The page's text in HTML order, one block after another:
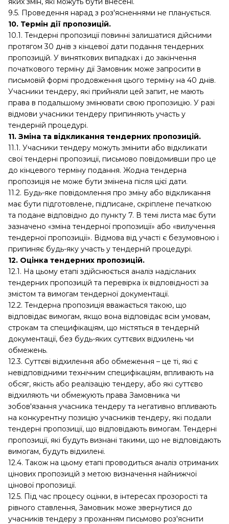
9.5. Проведення нарад з роз'ясненнями не планується.
10. Термін дії пропозицій.
10.1. Тендерні пропозиції повинні залишатися дійсними
протягом 30 днів з кінцевої дати подання тендерних
пропозицій. У виняткових випадках і до закінчення
початкового терміну дії Замовник може запросити в
письмовій формі продовження цього терміну на 40 днів.
Учасники тендеру, які прийняли цей запит, не мають
права в подальшому змінювати свою пропозицію. У разі
відмови учасники тендеру припиняють участь у
тендерній процедурі.
11. Зміна та відкликання тендерних пропозицій.
11.1. Учасники тендеру можуть змінити або відкликати
свої тендерні пропозиції, письмово повідомивши про це
до кінцевого терміну подання. Жодна тендерна
пропозиція не може бути змінена після цієї дати.
11.2. Будь-яке повідомлення про зміну або відкликання
має бути підготовлене, підписане, скріплене печаткою
та подане відповідно до пункту 7. В темі листа має бути
зазначено «зміна тендерної пропозиції» або «вилучення
тендерної пропозиції». Відмова від участі є безумовною і
припиняє будь-яку участь у тендерній процедурі.
12. Оцінка тендерних пропозицій.
12.1. На цьому етапі здійснюється аналіз надісланих
тендерних пропозицій та перевірка їх відповідності за
змістом та вимогам тендерної документації.
12.2. Тендерна пропозиція вважається такою, що
відповідає вимогам, якщо вона відповідає всім умовам,
строкам та специфікаціям, що містяться в тендерній
документації, без будь-яких суттєвих відхилень чи
обмежень.
12.3. Суттєві відхилення або обмеження – це ті, які є
невідповідними технічним специфікаціям, впливають на
обсяг, якість або реалізацію тендеру, або які суттєво
відхиляють чи обмежують права Замовника чи
зобов'язання учасника тендеру та негативно впливають
на конкурентну позицію учасників тендеру, які подали
тендерні пропозиції, що відповідають вимогам. Тендерні
пропозиції, які будуть визнані такими, що не відповідають
вимогам, будуть відхилені.
12.4. Також на цьому етапі проводиться аналіз отриманих
цінових пропозицій з метою визначення найнижчої
цінової пропозиції.
12.5. Під час процесу оцінки, в інтересах прозорості та
рівного ставлення, Замовник може звернутися до
учасників тендеру з проханням письмово роз'яснити